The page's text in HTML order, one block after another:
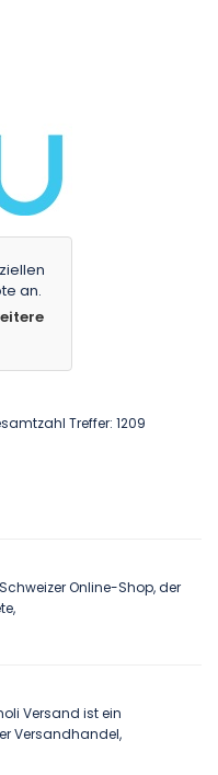
an.
Treffer: 1209
Online-Shop, der
Versand ist ein
Versandhandel,